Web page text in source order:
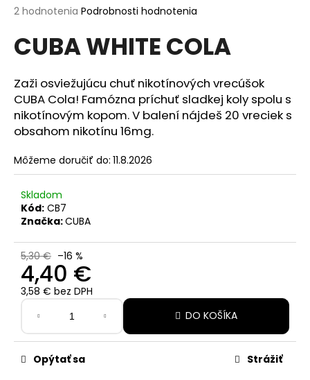
Priemerné
produktu
je
z
5
hviezdičiek.
2 hodnotenia Podrobnosti hodnotenia
CUBA WHITE COLA
Zaži osviežujúcu chuť nikotínových vrecúšok
CUBA Cola! Famózna príchuť sladkej koly spolu s
nikotínovým kopom. V balení nájdeš 20 vreciek s
obsahom nikotínu 16mg.
Môžeme doručiť do: 11.8.2026
Skladom
Kód: CB7
Značka:CUBA
5,30 € –16 %
4,40 €
3,58 € bez DPH
cena:
DO KOŠÍKA
Opýtať sa Strážiť
á
j
s
?
HĽADAŤ
O
p
o
ú
m
e